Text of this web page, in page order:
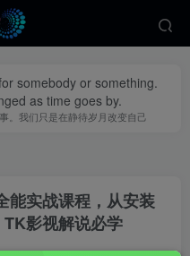
somebody or something.
as time goes by.
。我们只是在静待岁月改变自己
能实战课程，从安装
影视解说必学